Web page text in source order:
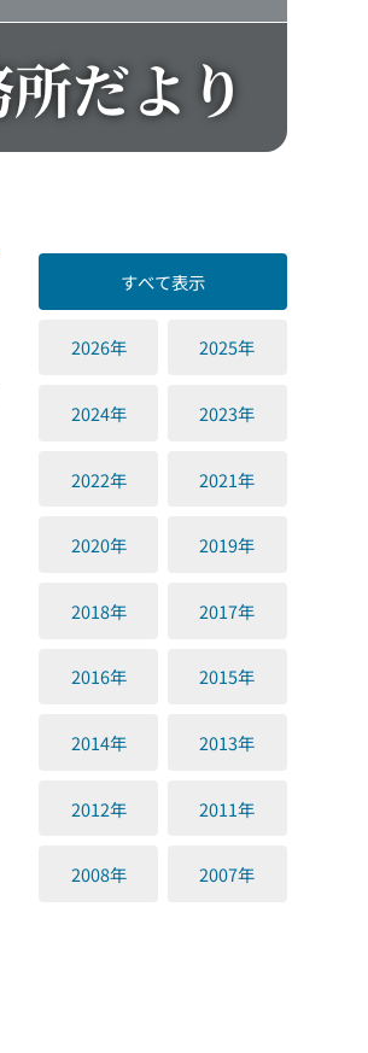
だより
すべて表示
2026年 2025年
2024年 2023年
2022年 2021年
2020年 2019年
2018年 2017年
2016年 2015年
2014年 2013年
2012年 2011年
2008年 2007年